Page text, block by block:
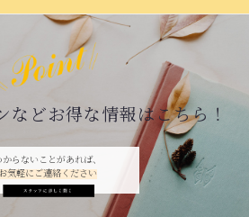
e
g
からないことがあれば、
気軽にご連絡ください
などお得な情報はこちら！